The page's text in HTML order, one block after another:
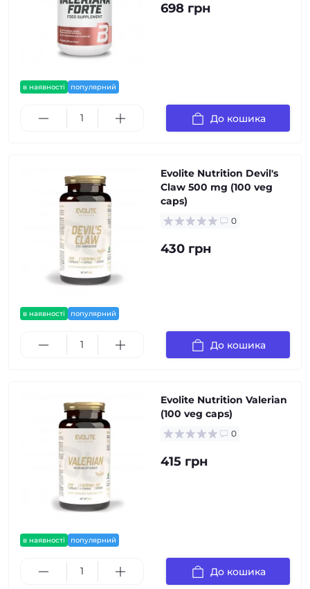
в наявності популярний
698 грн
До кошика
в наявності популярний
Evolite Nutrition Devil's
Claw 500 mg (100 veg
caps)
0
430 грн
До кошика
в наявності популярний
Evolite Nutrition Valerian
(100 veg caps)
0
415 грн
До кошика